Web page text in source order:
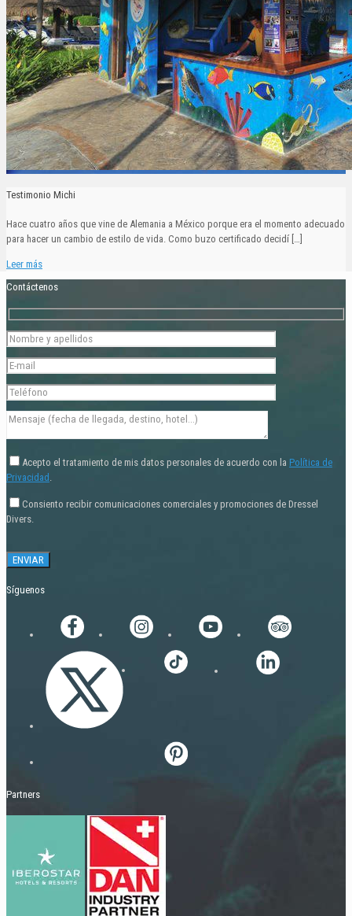
Testimonio Michi
Hace cuatro años que vine de Alemania a México porque era el momento adecuado
para hacer un cambio de estilo de vida. Como buzo certificado decidí […]
Leer más
Contáctenos
Acepto el tratamiento de mis datos personales de acuerdo con la Política de
Privacidad .
Consiento recibir comunicaciones comerciales y promociones de Dressel
Divers.
Síguenos
Partners